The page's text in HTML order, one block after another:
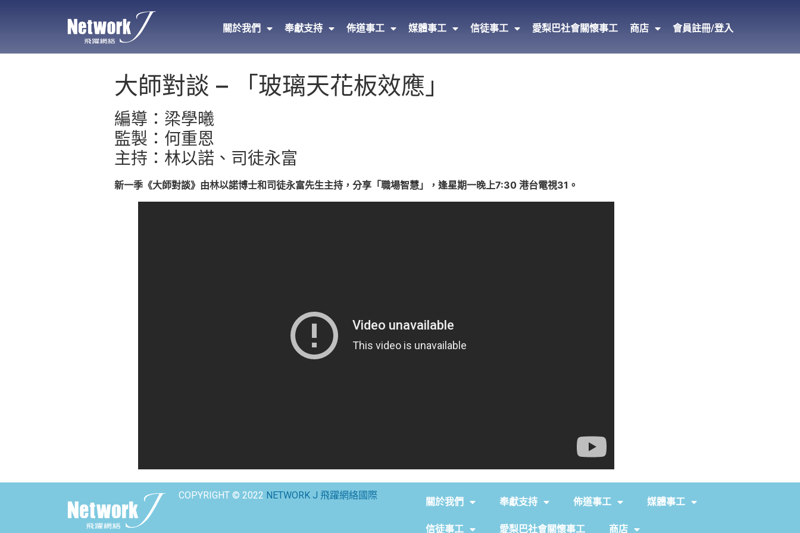
關於我們 奉獻支持 佈道事工 媒體事工 信徒事工 愛梨巴社會關懷事工 商店 會員註冊/登入
大師對談 – 「玻璃天花板效應」
編導：梁學曦
監製：何重恩
主持：林以諾、司徒永富
新一季《大師對談》由林以諾博士和司徒永富先生主持，分享「職場智慧」，逢星期一晚上7:30 港台電視31。
COPYRIGHT © 2022 NETWORK J 飛躍網絡國際
關於我們 奉獻支持 佈道事工 媒體事工
信徒事工 愛梨巴社會關懷事工 商店